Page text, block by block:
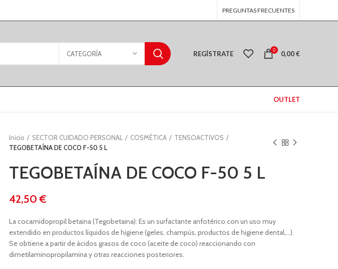
PREGUNTAS FRECUENTES
CATEGORÍA REGÍSTRATE 0 0,00€
OUTLET
Inicio SECTOR CUIDADO PERSONAL COSMÉTICA
TENSOACTIVOS
TEGOBETAÍNA DE COCO F-50 5 L
TEGOBETAÍNA DE COCO F-50 5 L
€
La cocamidopropil betaina (Tegobetaina): Es un surfactante anfotérico con un uso muy
extendido en productos líquidos de higiene (geles, champús, productos de higiene dental,…).
Se obtiene a partir de ácidos grasos de coco (aceite de coco) reaccionando con
dimetilaminopropilamina y otras reacciones posteriores.